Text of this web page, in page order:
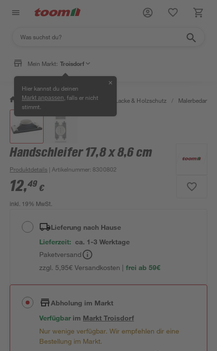
Mein Markt: Troisdorf
Hier kannst du deinen
Markt anpassen , falls er nicht
stimmt.
✕
/ Bauen & Renovieren / Farben, Lacke & Holzschutz / Malerbedarf
Handschleifer 17,8 x 8,6 cm
Produktdetails | Artikelnummer: 8300802
12,49 €
inkl. 19% MwSt.
Lieferung nach Hause
Lieferzeit: ca. 1-3 Werktage
Paketversand
zzgl. 5,95€ Versandkosten | frei ab 59€
Abholung im Markt
Verfügbar im MarktTroisdorf
Nur wenige verfügbar. Wir empfehlen dir eine
Bestellung im Markt.